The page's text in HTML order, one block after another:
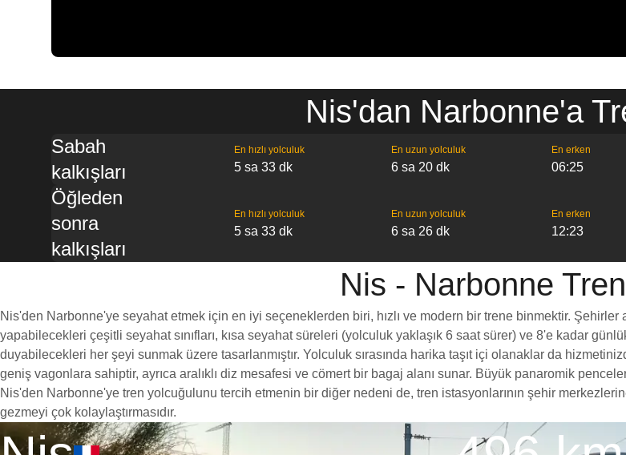
Nis'dan Narbonne'a
Sabah
kalkışları
En hızlı yolculuk
5 sa 33 dk
En uzun yolculuk
6 sa 20 dk
En erken
06:25
Öğleden
sonra
kalkışları
En hızlı yolculuk
5 sa 33 dk
En uzun yolculuk
6 sa 26 dk
En erken
12:23
Nis - Narbonne
Nis'den Narbonne'ye seyahat etmek için en iyi seçeneklerden biri, hızlı ve modern bir trene binmektir. Şehirler
yapabilecekleri çeşitli seyahat sınıfları, kısa seyahat süreleri (yolculuk yaklaşık 6 saat sürer) ve 8'e kadar
duyabilecekleri her şeyi sunmak üzere tasarlanmıştır. Yolculuk sırasında harika taşıt içi olanaklar da
geniş vagonlara sahiptir, ayrıca aralıklı diz mesafesi ve cömert bir bagaj alanı sunar. Büyük panaromik
Nis'den Narbonne'ye tren yolcuğulunu tercih etmenin bir diğer nedeni de, tren istasyonlarının şehir
gezmeyi çok kolaylaştırmasıdır.